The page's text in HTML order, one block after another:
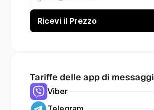
Tariffe delle app di messaggi
Viber